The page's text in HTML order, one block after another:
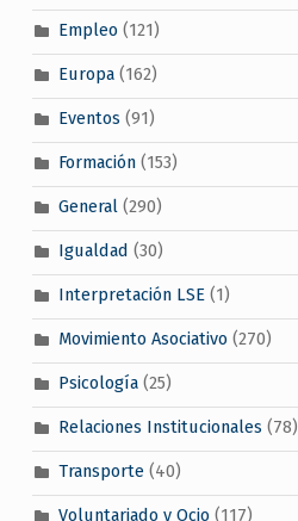
Empleo (121)
Europa(162)
Eventos (91)
Formación(153)
General(290)
Igualdad (30)
Interpretación LSE(1)
Movimiento Asociativo (270)
Psicología(25)
Relaciones Institucionales (78)
Transporte(40)
Voluntariado y Ocio (117)